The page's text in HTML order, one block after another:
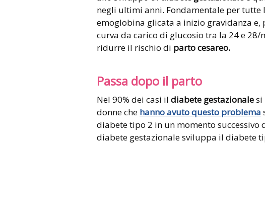
negli ultimi anni. Fondamentale per
emoglobina glicata a inizio gravidanza e,
curva da carico di glucosio tra la 24 e
ridurre il rischio di parto cesareo.
Passa dopo il parto
Nel 90% dei casi il diabete gestazionalesi
donne che hanno avuto questo problema
diabete tipo 2 in un momento successivo
diabete gestazionale sviluppa il diabete